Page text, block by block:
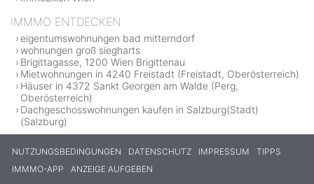
IMMMO ENTDECKEN
eigentumswohnungen bad mitterndorf
wohnungen groß siegharts
Brigittagasse, 1200 Wien Brigittenau
Mietwohnungen in 4240 Freistadt (Freistadt, Oberösterreich)
Häuser in 4372 Sankt Georgen am Walde (Perg,
Oberösterreich)
Dachgeschosswohnungen kaufen in Salzburg(Stadt)
(Salzburg)
NUTZUNGSBEDINGUNGEN DATENSCHUTZ IMPRESSUM
TIPPS
IMMMO-APP
ANZEIGE AUFGEBEN